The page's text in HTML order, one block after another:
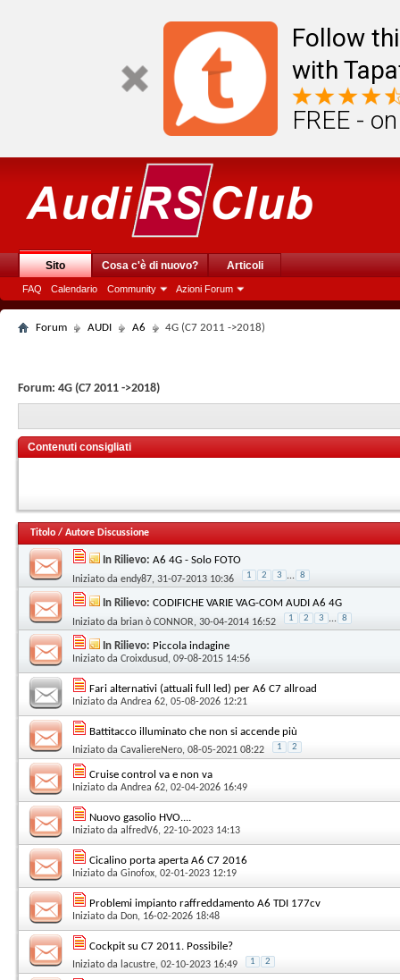
Follow
with
FREE -
Sito
FAQ Calendario Community Azioni Forum
Cosa c'è di nuovo? Articoli
Forum AUDI A6 4G (C7 2011 ->2018)
Forum: 4G (C7 2011 ->2018)
Contenuti consigliati
Titolo / Autore Discussione
In Rilievo: A6 4G - Solo FOTO
Iniziato da endy87, 31-07-2013 10:36 1 2 3 ... 8
In Rilievo: CODIFICHE VARIE VAG-COM AUDI A6 4G
Iniziato da brian ò CONNOR, 30-04-2014 16:52 1 2 3 ... 8
In Rilievo: Piccola indagine
Iniziato da Croixdusud, 09-08-2015 14:56
Fari alternativi (attuali full led) per A6 C7 allroad
Iniziato da Andrea 62, 05-08-2026 12:21
Battitacco illuminato che non si accende più
Iniziato da CavaliereNero, 08-05-2021 08:22 1 2
Cruise control va e non va
Iniziato da Andrea 62, 02-04-2026 16:49
Nuovo gasolio HVO....
Iniziato da alfredV6, 22-10-2023 14:13
Cicalino porta aperta A6 C7 2016
Iniziato da Ginofox, 02-01-2023 12:19
Problemi impianto raffreddamento A6 TDI 177cv
Iniziato da Don, 16-02-2026 18:48
Cockpit su C7 2011. Possibile?
Iniziato da lacustre, 02-10-2023 16:49 1 2